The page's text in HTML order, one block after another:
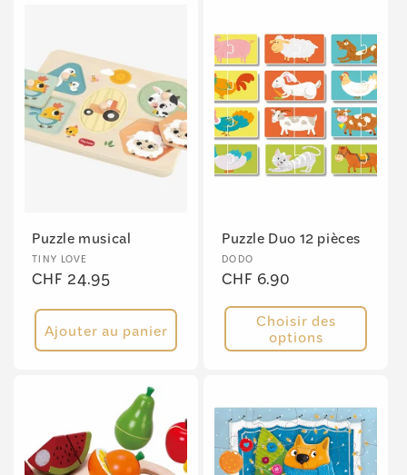
Puzzle musical
Fournisseur :
TINY LOVE
Prix
habituel
CHF 24.95
Ajouter au panier
Puzzle Duo 12 pièces
Fournisseur :
DODO
Prix
habituel
CHF 6.90
Choisir des
options